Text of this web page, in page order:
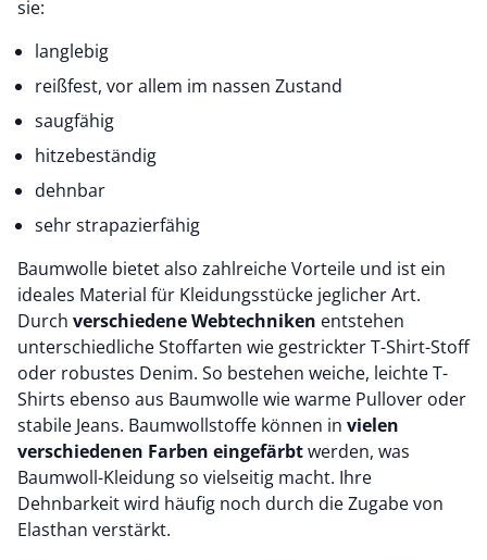
sie:
langlebig
reißfest, vor allem im nassen Zustand
saugfähig
hitzebeständig
dehnbar
sehr strapazierfähig
Baumwolle bietet also zahlreiche Vorteile und ist ein
ideales Material für Kleidungsstücke jeglicher Art.
Durch verschiedene Webtechniken entstehen
unterschiedliche Stoffarten wie gestrickter T-Shirt-Stoff
oder robustes Denim. So bestehen weiche, leichte T-
Shirts ebenso aus Baumwolle wie warme Pullover oder
stabile Jeans. Baumwollstoffe können in vielen
verschiedenen Farben eingefärbtwerden, was
Baumwoll-Kleidung so vielseitig macht. Ihre
Dehnbarkeit wird häufig noch durch die Zugabe von
Elasthan verstärkt.